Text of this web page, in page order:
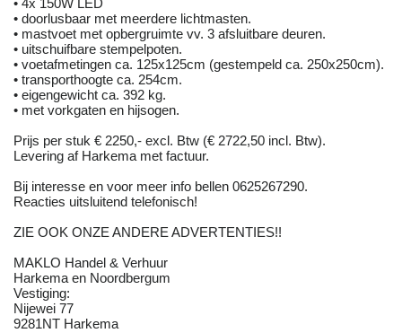
• 4x 150W LED
• doorlusbaar met meerdere lichtmasten.
• mastvoet met opbergruimte vv. 3 afsluitbare deuren.
• uitschuifbare stempelpoten.
• voetafmetingen ca. 125x125cm (gestempeld ca. 250x250cm).
• transporthoogte ca. 254cm.
• eigengewicht ca. 392 kg.
• met vorkgaten en hijsogen.
Prijs per stuk € 2250,- excl. Btw (€ 2722,50 incl. Btw).
Levering af Harkema met factuur.
Bij interesse en voor meer info bellen 0625267290.
Reacties uitsluitend telefonisch!
ZIE OOK ONZE ANDERE ADVERTENTIES!!
MAKLO Handel & Verhuur
Harkema en Noordbergum
Vestiging:
Nijewei 77
9281NT Harkema